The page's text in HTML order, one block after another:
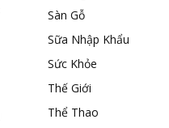
Sàn Gỗ
Sữa Nhập Khẩu
Sức Khỏe
Thế Giới
Thể Thao